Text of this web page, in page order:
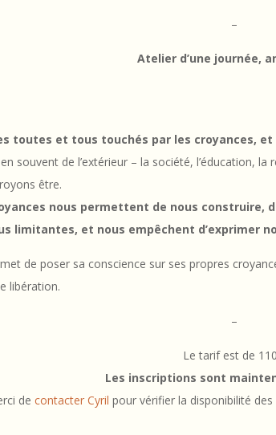
–
Atelier d’une journée,
toutes et tous touchés par les croyances,
souvent de l’extérieur – la société, l’éducation,
être.
nous permettent de nous construire,
limitantes, et nous empêchent d’exprimer
de poser sa conscience sur ses propres
libération.
–
Le tarif est de
Les inscriptions sont
de contacter Cyril pour vérifier la disponibilité